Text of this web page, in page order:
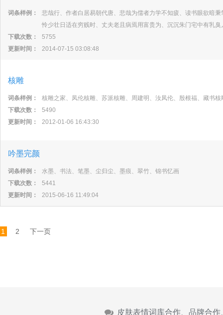
词条样例：
悲哉行、作者白居易朝代唐、悲哉为儒者力学不知疲、读书眼欲暗
怜少壮日适在穷贱时、丈夫老且病焉用富贵为、沉沉朱门宅中有乳
下载次数：
5755
更新时间：
2014-07-15 03:08:48
核雕
词条样例：
核雕之家、凤伦核雕、苏派核雕、周建明、汝凤伦、殷根福、藏书核
下载次数：
5490
更新时间：
2012-01-06 16:43:30
吟墨完颜
词条样例：
水墨、书法、笔墨、尘归尘、墨痕、翠竹、锦书忆画
下载次数：
5441
更新时间：
2015-06-16 11:49:04
1 2 下一页
皮肤表情词库合作、品牌合